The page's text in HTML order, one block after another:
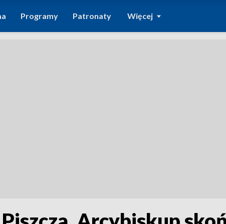
Programy Patronaty Więcej